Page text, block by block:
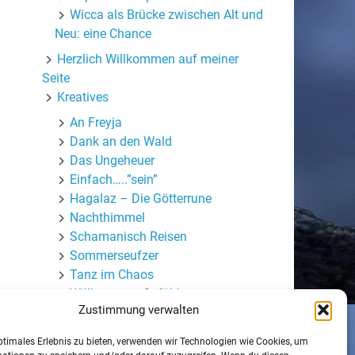
Zustimmung verwalten
Erlebnis zu bieten, verwenden wir Technologien wie Cookies, um
Wicca als Brücke zwischen Alt und
Neu: eine Chance
Herzlich Willkommen auf meiner
Seite
Kreatives
An Freyja
Dank an den Wald
Das Ungeheuer
Einfach…..”sein”
Hagalaz – Die Götterrune
Nachthimmel
Schamanisch Reisen
Sommerseufzer
Tanz im Chaos
Willkommen Gefühle
Wortmasken
Mein (halb-)privater Blog